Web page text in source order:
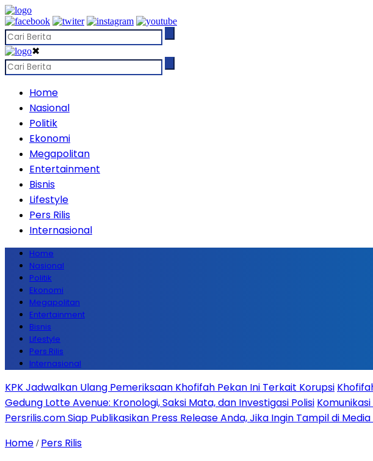
✖
Home
Nasional
Politik
Ekonomi
Megapolitan
Entertainment
Bisnis
Lifestyle
Pers Rilis
Internasional
Home
Nasional
Politik
Ekonomi
Megapolitan
Entertainment
Bisnis
Lifestyle
Pers Rilis
Internasional
KPK Jadwalkan Ulang Pemeriksaan Khofifah Pekan Ini Terkait Korupsi
Gedung Lotte Avenue: Kronologi, Saksi Mata, dan Investigasi Polisi
Persrilis.com Siap Publikasikan Press Release Anda, Jika Ingin Tampil di
Home / Pers Rilis